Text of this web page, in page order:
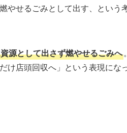
やせるごみとして出す、という
源として出さず燃やせるごみへ
け店頭回収へ」という表現にな